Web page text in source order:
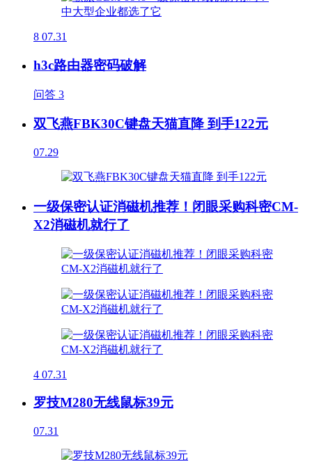
8 07.31
h3c路由器密码破解
问答 3
双飞燕FBK30C键盘天猫直降 到手122元
07.29
一级保密认证消磁机推荐！闭眼采购科密CM-
X2消磁机就行了
4 07.31
罗技M280无线鼠标39元
07.31